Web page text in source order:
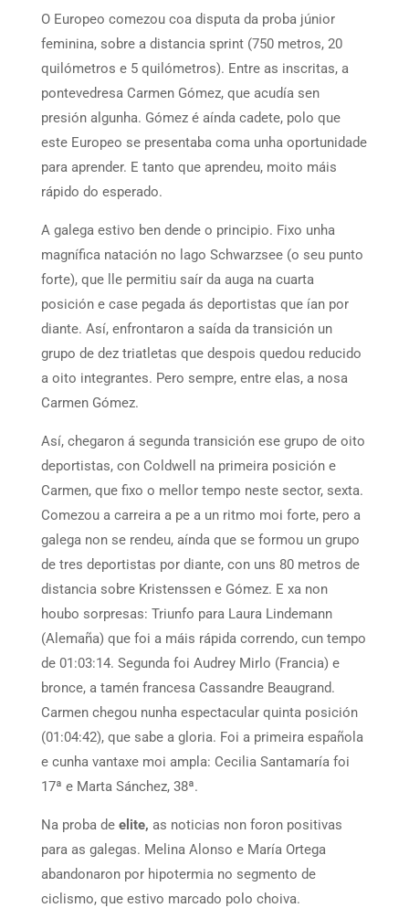
O Europeo comezou coa disputa da proba júnior
feminina, sobre a distancia sprint (750 metros, 20
quilómetros e 5 quilómetros). Entre as inscritas, a
pontevedresa Carmen Gómez, que acudía sen
presión algunha. Gómez é aínda cadete, polo que
este Europeo se presentaba coma unha oportunidade
para aprender. E tanto que aprendeu, moito máis
rápido do esperado.
A galega estivo ben dende o principio. Fixo unha
magnífica natación no lago Schwarzsee (o seu punto
forte), que lle permitiu saír da auga na cuarta
posición e case pegada ás deportistas que ían por
diante. Así, enfrontaron a saída da transición un
grupo de dez triatletas que despois quedou reducido
a oito integrantes. Pero sempre, entre elas, a nosa
Carmen Gómez.
Así, chegaron á segunda transición ese grupo de oito
deportistas, con Coldwell na primeira posición e
Carmen, que fixo o mellor tempo neste sector, sexta.
Comezou a carreira a pe a un ritmo moi forte, pero a
galega non se rendeu, aínda que se formou un grupo
de tres deportistas por diante, con uns 80 metros de
distancia sobre Kristenssen e Gómez. E xa non
houbo sorpresas: Triunfo para Laura Lindemann
(Alemaña) que foi a máis rápida correndo, cun tempo
de 01:03:14. Segunda foi Audrey Mirlo (Francia) e
bronce, a tamén francesa Cassandre Beaugrand.
Carmen chegou nunha espectacular quinta posición
(01:04:42), que sabe a gloria. Foi a primeira española
e cunha vantaxe moi ampla: Cecilia Santamaría foi
17ª e Marta Sánchez, 38ª.
Na proba de elite, as noticias non foron positivas
para as galegas. Melina Alonso e María Ortega
abandonaron por hipotermia no segmento de
ciclismo, que estivo marcado polo choiva.